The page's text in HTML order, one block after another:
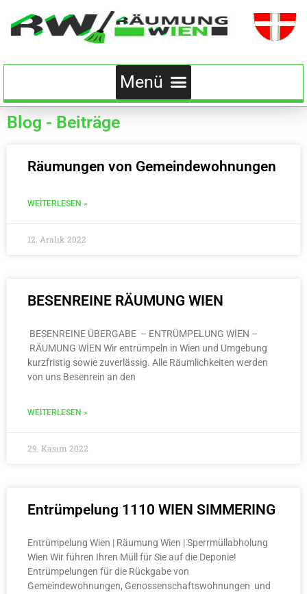
Blog - Beiträge
Räumungen von Gemeindewohnungen
WEITERLESEN »
12. Aralık 2022
BESENREINE RÄUMUNG WIEN
BESENREINE ÜBERGABE – ENTRÜMPELUNG WİEN –
RÄUMUNG WİEN Wir entrümpeln in Wien und Umgebung
kurzfristig sowie zuverlässig. Alle Räumlichkeiten werden
von uns Besenrein an den
WEITERLESEN »
29. Kasım 2022
Entrümpelung 1110 WIEN SIMMERING
Entrümpelung Wien | Räumung Wien | Sperrmüllabholung
Wien Wir führen Ihren Müll für Sie auf die Deponie!
Entrümpelungen für die Rückgabe von
Gemeindewohnungen, Genossenschaftswohnungen und